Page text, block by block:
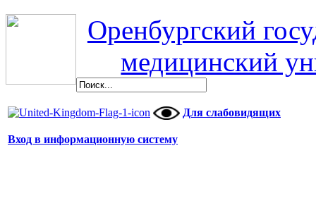
Оренбургский
медицинский
Для слабовидящих
Вход в информационную систему